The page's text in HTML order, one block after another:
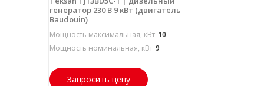
генератор 230 В 9 кВт (двигатель
Baudouin)
Мощность максимальная, кВт 10
Мощность номинальная, кВт 9
Запросить цену